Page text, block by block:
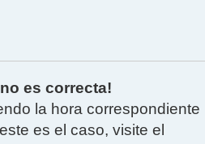
es correcta!
la hora correspondiente
es el caso, visite el